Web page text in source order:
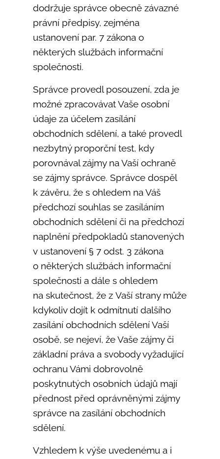
dodržuje správce obecně závazné
právní předpisy, zejména
ustanovení par. 7 zákona o
některých službách informační
společnosti.
Správce provedl posouzení, zda je
možné zpracovávat Vaše osobní
údaje za účelem zasílání
obchodních sdělení, a také provedl
nezbytný proporční test, kdy
porovnával zájmy na Vaší ochraně
se zájmy správce. Správce dospěl
k závěru, že s ohledem na Váš
předchozí souhlas se zasíláním
obchodních sdělení či na předchozí
naplnění předpokladů stanovených
v ustanovení § 7 odst. 3 zákona
o některých službách informační
společnosti a dále s ohledem
na skutečnost, že z Vaší strany může
kdykoliv dojít k odmítnutí dalšího
zasílání obchodních sdělení Vaší
osobě, se nejeví, že Vaše zájmy či
základní práva a svobody vyžadující
ochranu Vámi dobrovolně
poskytnutých osobních údajů mají
přednost před oprávněnými zájmy
správce na zasílání obchodních
sdělení.
Vzhledem k výše uvedenému a i